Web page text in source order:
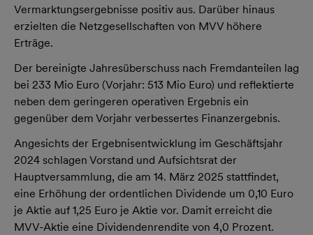
Vermarktungsergebnisse positiv aus. Darüber hinaus
erzielten die Netzgesellschaften von MVV höhere
Erträge.
Der bereinigte Jahresüberschuss nach Fremdanteilen lag
bei 233 Mio Euro (Vorjahr: 513 Mio Euro) und reflektierte
neben dem geringeren operativen Ergebnis ein
gegenüber dem Vorjahr verbessertes Finanzergebnis.
Angesichts der Ergebnisentwicklung im Geschäftsjahr
2024 schlagen Vorstand und Aufsichtsrat der
Hauptversammlung, die am 14. März 2025 stattfindet,
eine Erhöhung der ordentlichen Dividende um 0,10 Euro
je Aktie auf 1,25 Euro je Aktie vor. Damit erreicht die
MVV-Aktie eine Dividendenrendite von 4,0 Prozent.